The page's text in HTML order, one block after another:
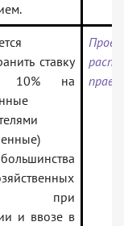
ставку
на
при
и ввозе в